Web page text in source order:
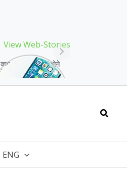
View Web-Stories
क्या storage full होने
के बाद मोबाइल हो रहा है
ENG